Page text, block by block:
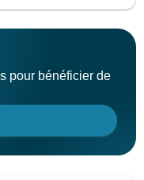
pour bénéficier de